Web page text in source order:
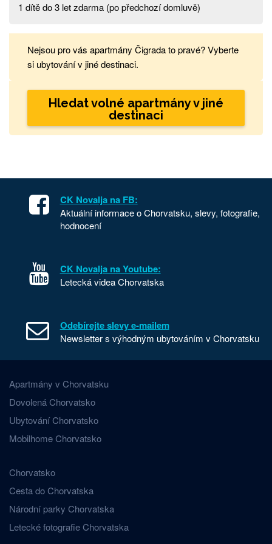
1 dítě do 3 let zdarma (po předchozí domluvě)
Nejsou pro vás apartmány Čigrada to pravé? Vyberte
si ubytování v jiné destinaci.
Hledat volné apartmány v jiné
destinaci
CK Novalja na FB:
Aktuální informace o Chorvatsku, slevy, fotografie,
hodnocení
CK Novalja na Youtube:
Letecká videa Chorvatska
Odebírejte slevy e-mailem
Newsletter s výhodným ubytováním v Chorvatsku
Apartmány v Chorvatsku
Dovolená Chorvatsko
Ubytování Chorvatsko
Mobilhome Chorvatsko
Chorvatsko
Cesta do Chorvatska
Národní parky Chorvatska
Letecké fotografie Chorvatska